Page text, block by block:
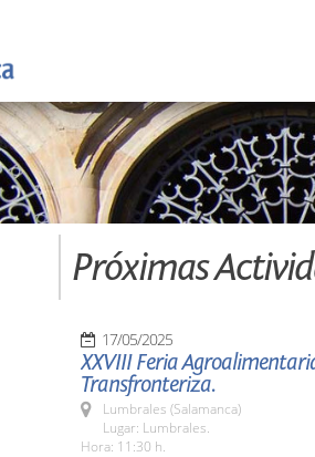
Próximas
17/05/2025
XXVIII Feria
Transfronteriza.
Lumbrales (Salamanca)
Lugar: Lumbrales.
Hora: 11:30 h.